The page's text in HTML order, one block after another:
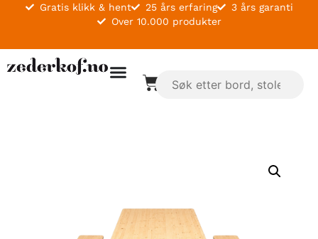
Gratis klikk & hent 25 års erfaring
3 års garanti
Over 10.000 produkter